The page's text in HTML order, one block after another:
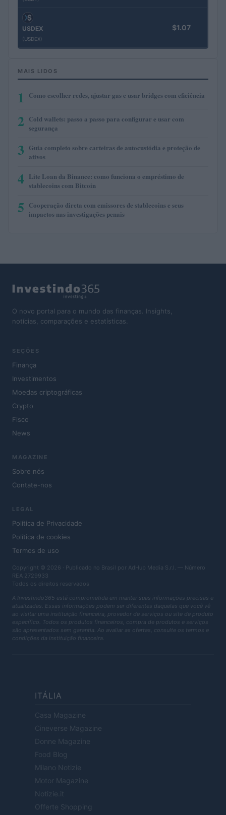
USDEX
(USDEX)
$1.07
MAIS LIDOS
1 Como escolher redes, ajustar gas e usar bridges com eficiência
2 Cold wallets: passo a passo para configurar e usar com
segurança
3 Guia completo sobre carteiras de autocustódia e proteção de
ativos
4 Lite Loan da Binance: como funciona o empréstimo de
stablecoins com Bitcoin
5 Cooperação direta com emissores de stablecoins e seus
impactos nas investigações penais
O novo portal para o mundo das finanças. Insights,
notícias, comparações e estatísticas.
SEÇÕES
Finança
Investimentos
Moedas criptográficas
Crypto
Fisco
News
MAGAZINE
Sobre nós
Contate-nos
LEGAL
Política de Privacidade
Política de cookies
Termos de uso
Copyright © 2026 · Publicado no Brasil por AdHub Media S.r.l. — Número
REA 2729933
Todos os direitos reservados
A Investindo365 está comprometida em manter suas informações precisas e
atualizadas. Essas informações podem ser diferentes daquelas que você vê
ao visitar uma instituição financeira, provedor de serviços ou site de produto
específico. Todos os produtos financeiros, compra de produtos e serviços
são apresentados sem garantia. Ao avaliar as ofertas, consulte os termos e
condições da instituição financeira.
ITÁLIA
Casa Magazine
Cineverse Magazine
Donne Magazine
Food Blog
Milano Notizie
Motor Magazine
Notizie.it
Offerte Shopping